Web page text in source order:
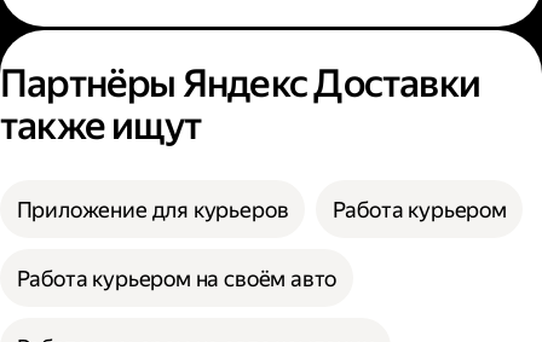
Партнёры Яндекс Доставки
также ищут
Приложение для курьеров Работа курьером
Работа курьером на своём авто